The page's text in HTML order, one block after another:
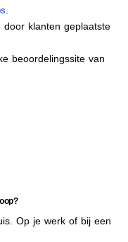
klanten geplaatste
beoordelingssite van
Op je werk of bij een